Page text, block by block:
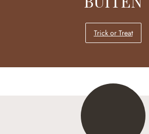
Trick or Treat